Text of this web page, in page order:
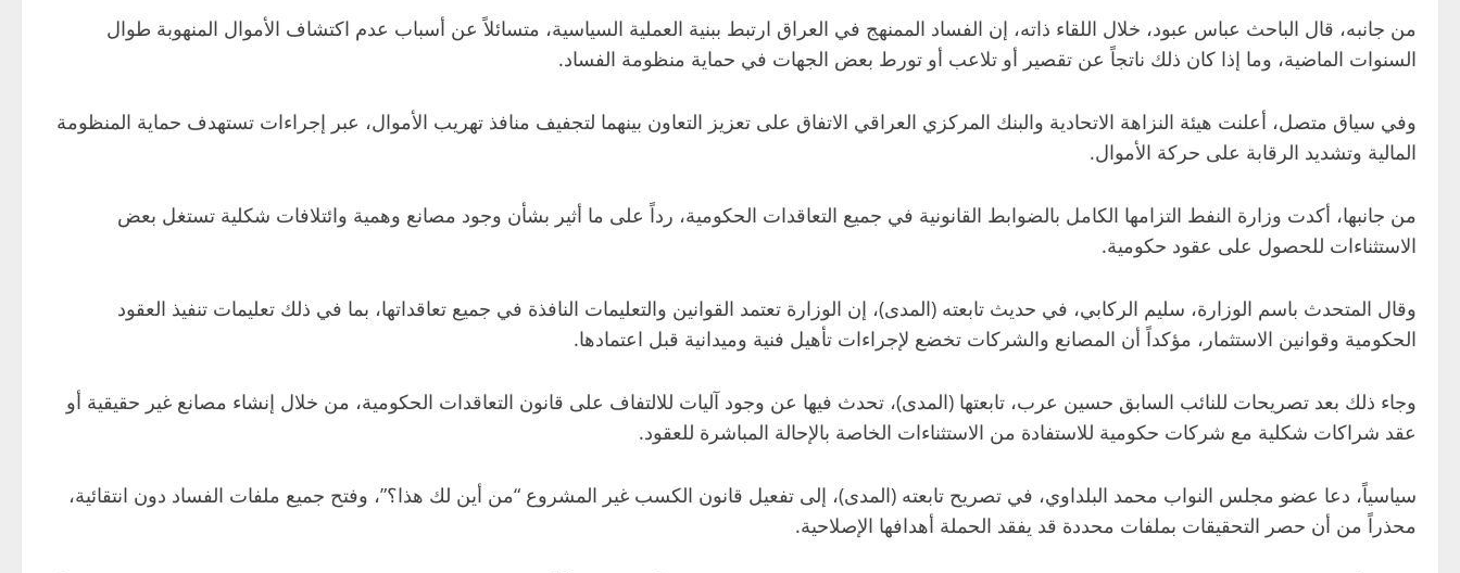
من جانبه، قال الباحث عباس عبود، خلال اللقاء ذاته، إن الفساد الممنهج في العراق ارتبط ببنية العملية السياسية، متسائلاً عن أسباب عدم اكتشاف الأموال المنهوبة طوال
السنوات الماضية، وما إذا كان ذلك ناتجاً عن تقصير أو تلاعب أو تورط بعض الجهات في حماية منظومة الفساد.
وفي سياق متصل، أعلنت هيئة النزاهة الاتحادية والبنك المركزي العراقي الاتفاق على تعزيز التعاون بينهما لتجفيف منافذ تهريب الأموال، عبر إجراءات تستهدف حماية المنظومة
المالية وتشديد الرقابة على حركة الأموال.
من جانبها، أكدت وزارة النفط التزامها الكامل بالضوابط القانونية في جميع التعاقدات الحكومية، رداً على ما أثير بشأن وجود مصانع وهمية وائتلافات شكلية تستغل بعض
الاستثناءات للحصول على عقود حكومية.
وقال المتحدث باسم الوزارة، سليم الركابي، في حديث تابعته (المدى)، إن الوزارة تعتمد القوانين والتعليمات النافذة في جميع تعاقداتها، بما في ذلك تعليمات تنفيذ العقود
الحكومية وقوانين الاستثمار، مؤكداً أن المصانع والشركات تخضع لإجراءات تأهيل فنية وميدانية قبل اعتمادها.
وجاء ذلك بعد تصريحات للنائب السابق حسين عرب، تابعتها (المدى)، تحدث فيها عن وجود آليات للالتفاف على قانون التعاقدات الحكومية، من خلال إنشاء مصانع غير حقيقية أو
عقد شراكات شكلية مع شركات حكومية للاستفادة من الاستثناءات الخاصة بالإحالة المباشرة للعقود.
سياسياً، دعا عضو مجلس النواب محمد البلداوي، في تصريح تابعته (المدى)، إلى تفعيل قانون الكسب غير المشروع “من أين لك هذا؟”، وفتح جميع ملفات الفساد دون انتقائية،
محذراً من أن حصر التحقيقات بملفات محددة قد يفقد الحملة أهدافها الإصلاحية.